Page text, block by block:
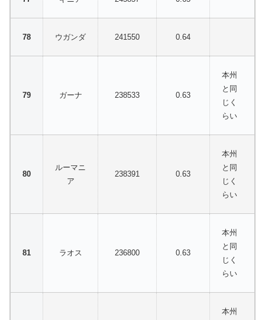
ウガンダ 241550 0.64
ガーナ 238533 0.63
本州
と同
じく
らい
ルーマニ
ア
238391 0.63
本州
と同
じく
らい
ラオス 236800 0.63
本州
と同
じく
らい
本州